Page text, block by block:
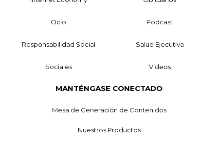
Ocio Podcast
Responsabilidad Social Salud Ejecutiva
Sociales Videos
MANTÉNGASE CONECTADO
Mesa de Generación de Contenidos
Nuestros Productos